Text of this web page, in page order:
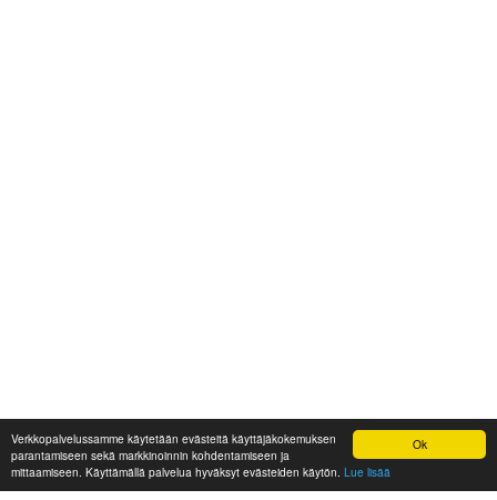
Ok
Verkkopalvelussamme käytetään evästeitä käyttäjäkokemuksen
parantamiseen sekä markkinoinnin kohdentamiseen ja
mittaamiseen. Käyttämällä palvelua hyväksyt evästeiden käytön. Lue lisää